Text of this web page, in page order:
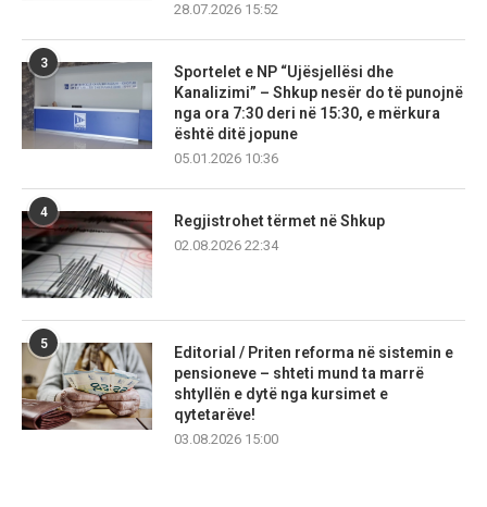
28.07.2026 15:52
3
Sportelet e NP “Ujësjellësi dhe
Kanalizimi” – Shkup nesër do të punojnë
nga ora 7:30 deri në 15:30, e mërkura
është ditë jopune
05.01.2026 10:36
4
Regjistrohet tërmet në Shkup
02.08.2026 22:34
5
Editorial / Priten reforma në sistemin e
pensioneve – shteti mund ta marrë
shtyllën e dytë nga kursimet e
qytetarëve!
03.08.2026 15:00